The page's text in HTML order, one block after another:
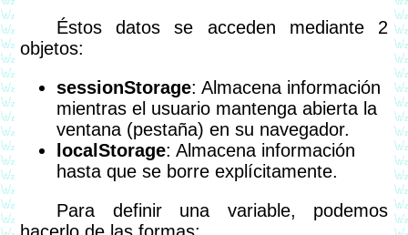
Éstos datos se acceden mediante 2
objetos:
sessionStorage: Almacena información
mientras el usuario mantenga abierta la
ventana (pestaña) en su navegador.
localStorage: Almacena información
hasta que se borre explícitamente.
Para definir una variable, podemos